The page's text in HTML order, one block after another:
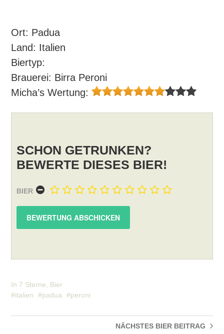
Ort: Padua
Land: Italien
Biertyp:
Brauerei: Birra Peroni
Micha’s Wertung:
SCHON GETRUNKEN?
BEWERTE DIESES BIER!
BIER
In 7 Sterne
Bier
italien
padua peroni
NÄCHSTES BIERBEITRAG